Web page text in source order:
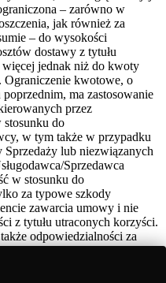
– zarówno w
jak również za
– do wysokości
dostawy z tytułu
jednak niż do kwoty
Ograniczenie kwotowe, o
ma zastosowanie
przez
stosunku do
w tym także w przypadku
lub niezwiązanych
Sprzedawca
w stosunku do
za typowe szkody
zawarcia umowy i nie
z tytułu utraconych korzyści.
odpowiedzialności za
przesyłki.
pomiędzy